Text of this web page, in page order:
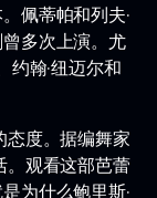
佩蒂帕和列夫·
多次上演。尤
约翰·纽迈尔和
态度。据编舞家
。观看这部芭蕾
为什么鲍里斯·